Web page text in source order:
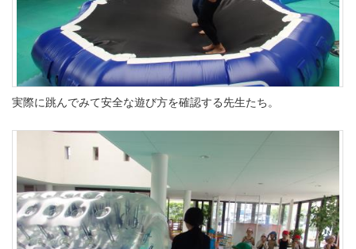
実際に跳んでみて安全な遊び方を確認する先生たち。